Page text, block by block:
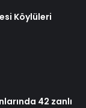
Köylüleri
42 zanlı